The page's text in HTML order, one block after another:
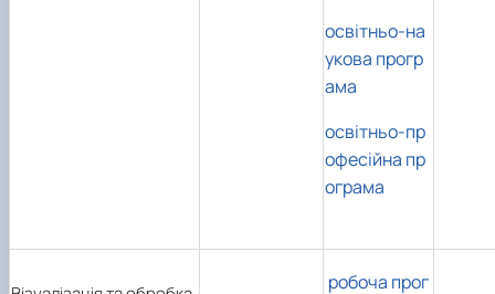
освітньо-на
укова прогр
ама
освітньо-пр
офесійна пр
ограма
робоча прог